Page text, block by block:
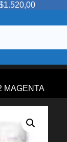
MAGENTA